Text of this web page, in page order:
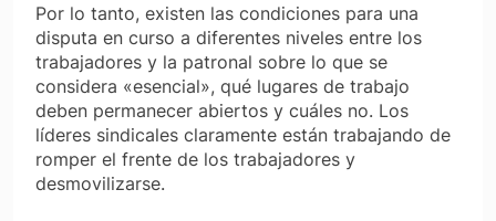
Por lo tanto, existen las condiciones para una
disputa en curso a diferentes niveles entre los
trabajadores y la patronal sobre lo que se
considera «esencial», qué lugares de trabajo
deben permanecer abiertos y cuáles no. Los
líderes sindicales claramente están trabajando de
romper el frente de los trabajadores y
desmovilizarse.